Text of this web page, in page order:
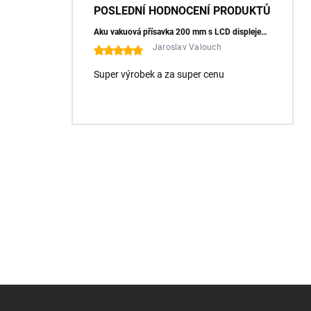
POSLEDNÍ HODNOCENÍ PRODUKTŮ
Aku vakuová přísavka 200 mm s LCD displejem (150 kg) - HÖGERT HT3B355
Jaroslav Valouch
Super výrobek a za super cenu